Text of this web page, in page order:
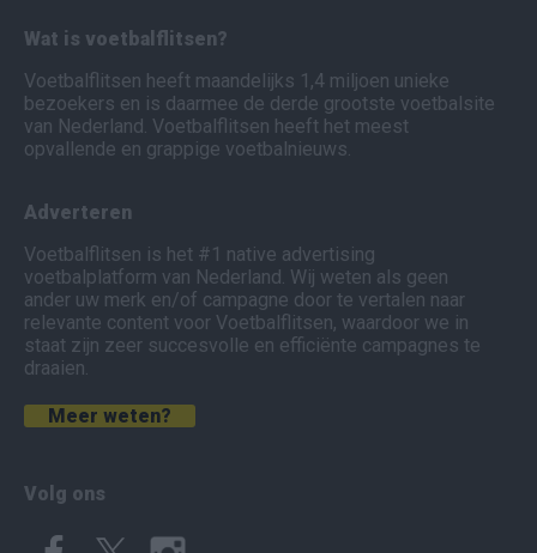
Wat is voetbalflitsen?
Voetbalflitsen heeft maandelijks 1,4 miljoen unieke
bezoekers en is daarmee de derde grootste voetbalsite
van Nederland. Voetbalflitsen heeft het meest
opvallende en grappige voetbalnieuws.
Adverteren
Voetbalflitsen is het #1 native advertising
voetbalplatform van Nederland. Wij weten als geen
ander uw merk en/of campagne door te vertalen naar
relevante content voor Voetbalflitsen, waardoor we in
staat zijn zeer succesvolle en efficiënte campagnes te
draaien.
Meer weten?
Volg ons